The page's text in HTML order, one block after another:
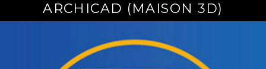
ARCHICAD (MAISON 3D)